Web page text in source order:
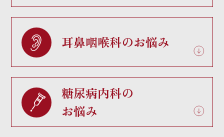
耳鼻咽喉科のお悩み
糖尿病内科の
お悩み